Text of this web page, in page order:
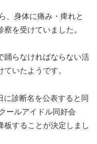
、身体に痛み・痺れと
を受けていました。
踊らなければならない活
いたようです。
診断名を公表すると同
ールアイドル同好会
板することが決定しまし